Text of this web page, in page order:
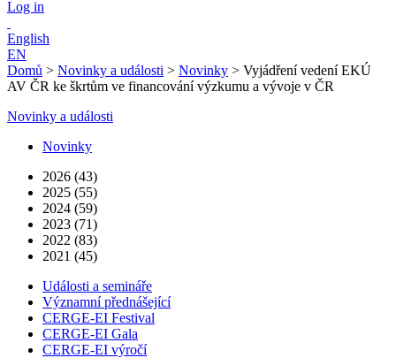
Log in
English
EN
Domů > Novinky a události > Novinky > Vyjádření vedení EKÚ
AV ČR ke škrtům ve financování výzkumu a vývoje v ČR
Novinky a události
Novinky
2026 (43)
2025 (55)
2024 (59)
2023 (71)
2022 (83)
2021 (45)
Události a semináře
Významní přednášející
CERGE-EI Festival
CERGE-EI Gala
CERGE-EI výročí